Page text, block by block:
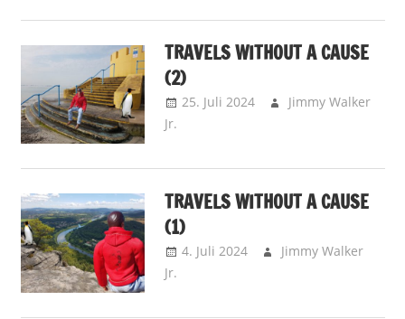
TRAVELS WITHOUT A CAUSE
(2)
25. Juli 2024
Jimmy Walker
Jr.
TRAVELS WITHOUT A CAUSE
(1)
4. Juli 2024
Jimmy Walker
Jr.